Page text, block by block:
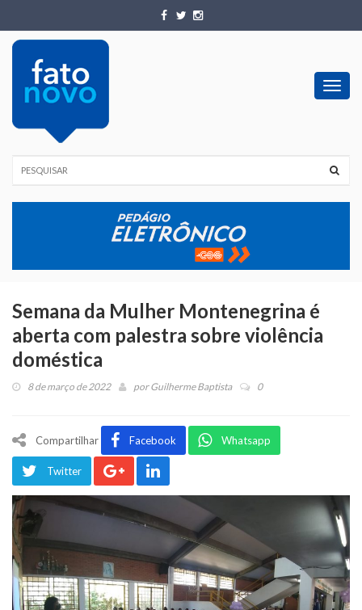
Semana da Mulher Montenegrina é
aberta com palestra sobre violência
doméstica
8 de março de 2022 porGuilherme Baptista 0
Compartilhar Facebook Whatsapp
Twitter